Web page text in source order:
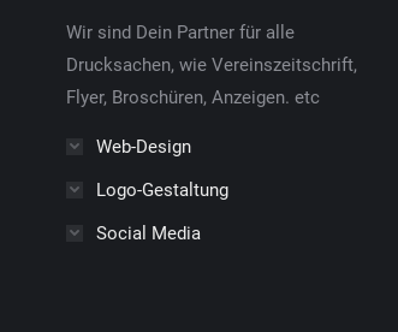
Wir sind Dein Partner für alle
Drucksachen, wie Vereinszeitschrift,
Flyer, Broschüren, Anzeigen. etc
Web-Design
Logo-Gestaltung
Social Media